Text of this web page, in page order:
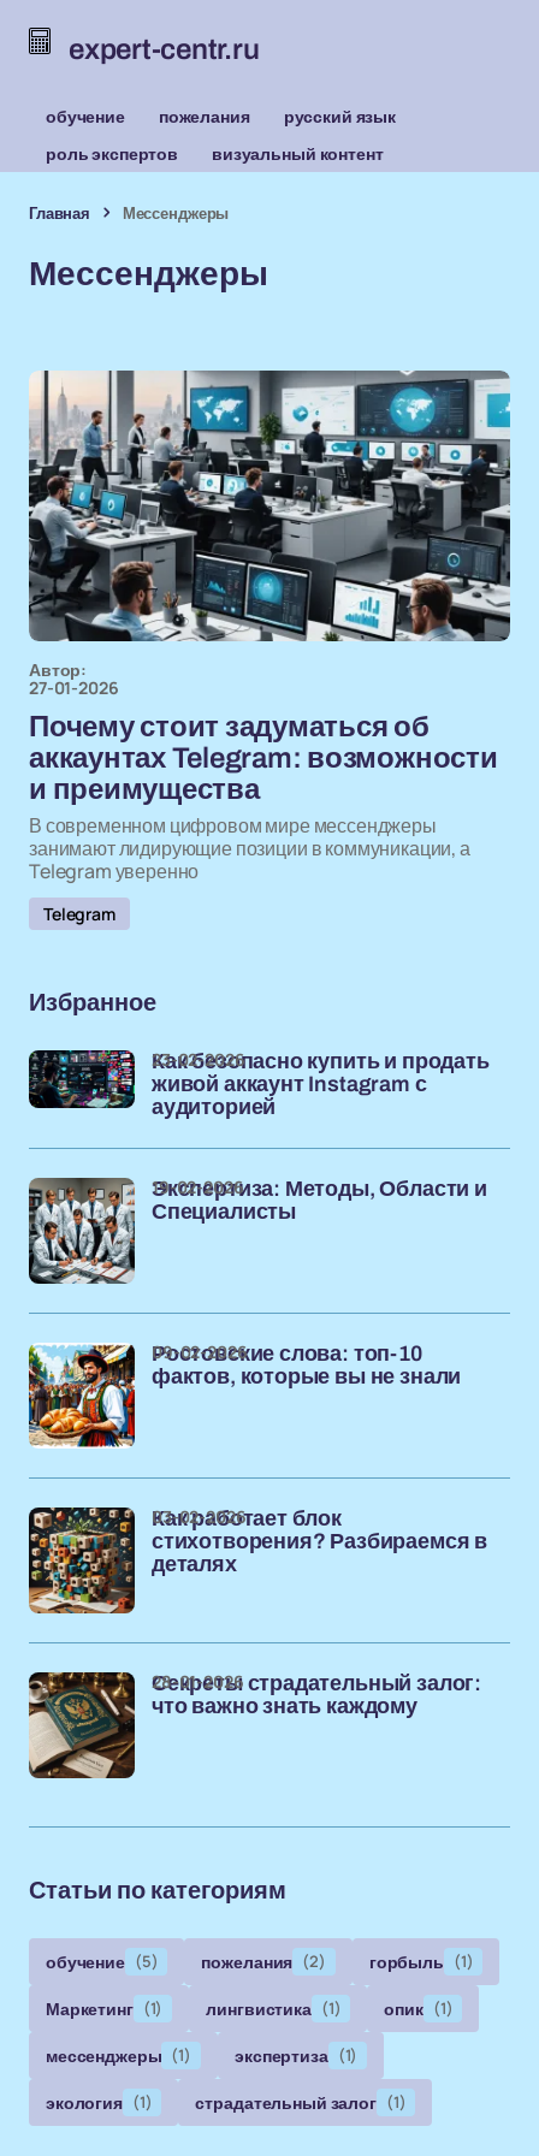
expert-centr.ru
обучение пожелания
русский язык
роль экспертов
визуальный контент
Главная Мессенджеры
Мессенджеры
Автор:
27-01-2026
Почему стоит задуматься об
аккаунтах Telegram: возможности
и преимущества
В современном цифровом мире мессенджеры
занимают лидирующие позиции в коммуникации, а
Telegram уверенно
Telegram
Избранное
Как безопасно купить и продать
живой аккаунт Instagram с
аудиторией
23-02-2026
Экспертиза: Методы, Области и
Специалисты
19-02-2026
Ростовские слова: топ-10
фактов, которые вы не знали
09-02-2026
Как работает блок
стихотворения? Разбираемся в
деталях
03-02-2026
Секреты страдательный залог:
что важно знать каждому
28-01-2026
Статьи по категориям
обучение (5) пожелания (2) горбыль (1)
Маркетинг (1) лингвистика (1) опик (1)
мессенджеры (1) экспертиза (1)
экология (1) страдательный залог (1)